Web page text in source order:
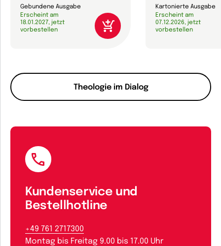
Theologie im Dialog
Gebundene Ausgabe
Erscheint am
18.01.2027, jetzt
vorbestellen
Kartonierte Ausgabe
Erscheint am
07.12.2026, jetzt
vorbestellen
Kundenservice und
Bestellhotline
+49 761 2717300
Montag bis Freitag 9.00 bis 17.00 Uhr